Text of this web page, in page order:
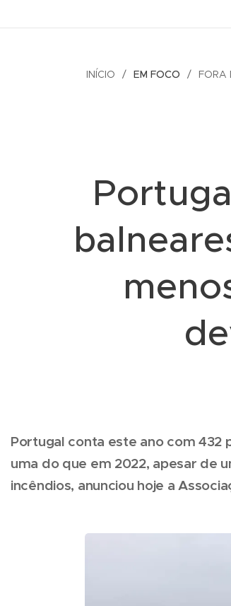
INÍCIO EM FOCO FORA
Portugal conta este ano com 432
uma do que em 2022, apesar de
incêndios, anunciou hoje a